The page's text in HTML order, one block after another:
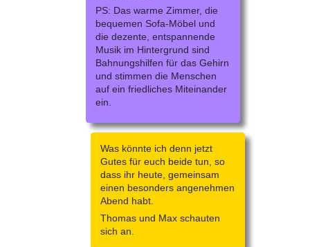
PS: Das warme Zimmer, die
bequemen Sofa-Möbel und
die dezente, entspannende
Musik im Hintergrund sind
Bahnungshilfen für das Gehirn
und stimmen die Menschen
auf ein friedliches Miteinander
ein.
Was könnte ich denn jetzt
Gutes für euch beide tun, so
dass ihr heute, gemeinsam
einen besonders angenehmen
Abend habt.
Thomas und Max schauten
sich an.